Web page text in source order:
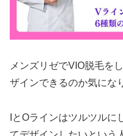
メンズリゼでVIO脱毛を
ザインできるのか気にな
IとOラインはツルツルに